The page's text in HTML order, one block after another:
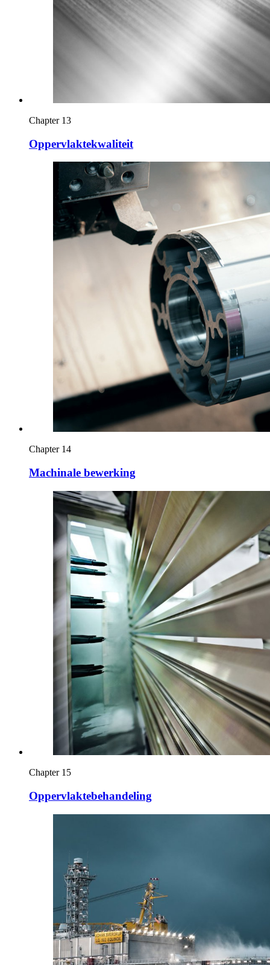
Chapter 13
Oppervlaktekwaliteit
Chapter 14
Machinale bewerking
Chapter 15
Oppervlaktebehandeling